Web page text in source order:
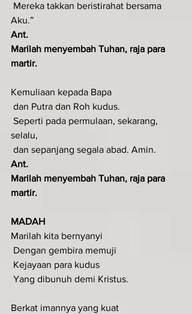
Aku.”
Ant.
Marilah menyembah Tuhan, raja para
martir.
Kemuliaan kepada Bapa
dan Putra dan Roh kudus.
selalu,
dan sepanjang segala abad. Amin.
Ant.
Marilah menyembah Tuhan, raja para
martir.
MADAH
Marilah kita bernyanyi
Dengan gembira memuji
Kejayaan para kudus
Yang dibunuh demi Kristus.
Berkat imannya yang kuat